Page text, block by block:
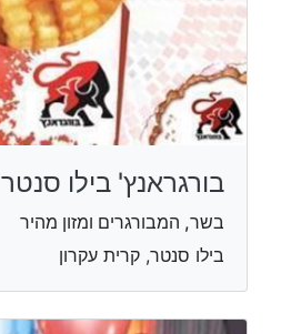
בורגראנץ' בילו סנטר
בשר, המבורגרים ומזון מהיר
בילו סנטר, קרית עקרון